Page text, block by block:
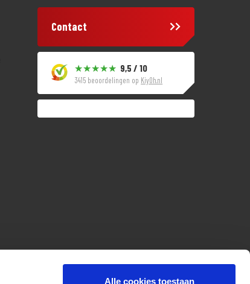
Alle cookies toestaan
Contact
9,5 / 10
3415 beoordelingen op KiyOh.nl